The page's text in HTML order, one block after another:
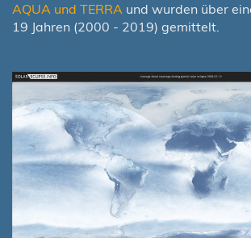
AQUA und TERRA und wurden über
19 Jahren (2000 - 2019) gemittelt.